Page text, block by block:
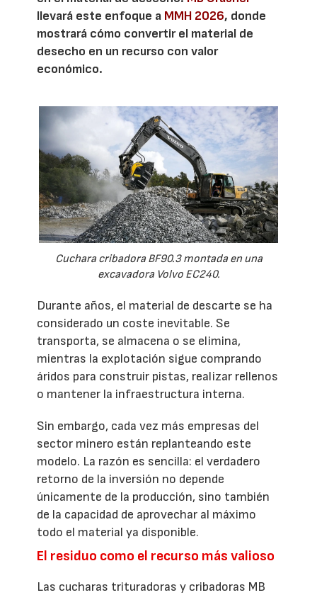
llevará este enfoque a MMH 2026, donde
mostrará cómo convertir el material de
desecho en un recurso con valor
económico.
Cuchara cribadora BF90.3 montada en una
excavadora Volvo EC240.
Durante años, el material de descarte se ha
considerado un coste inevitable. Se
transporta, se almacena o se elimina,
mientras la explotación sigue comprando
áridos para construir pistas, realizar rellenos
o mantener la infraestructura interna.
Sin embargo, cada vez más empresas del
sector minero están replanteando este
modelo. La razón es sencilla: el verdadero
retorno de la inversión no depende
únicamente de la producción, sino también
de la capacidad de aprovechar al máximo
todo el material ya disponible.
El residuo como el recurso más valioso
Las cucharas trituradoras y cribadoras MB